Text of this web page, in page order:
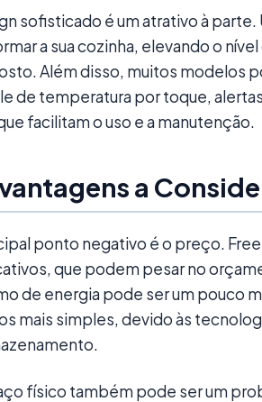
sofisticado é um atrativo à
a sua cozinha, elevando o
Além disso, muitos modelos
de temperatura por toque,
facilitam o uso e a manutenção.
a
ponto negativo é o preço.
que podem pesar no
de energia pode ser um pouco
mais simples, devido às
físico também pode ser um